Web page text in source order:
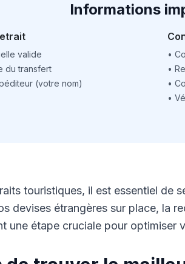
Informations
valide
du transfert
(votre nom)
•
•
•
•
touristiques, il est essentiel de
devises étrangères sur place, la
une étape cruciale pour optimiser